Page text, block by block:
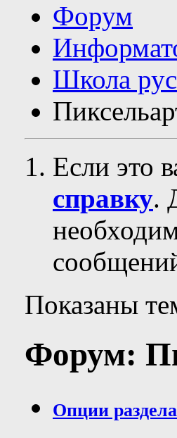
Форум
Школа
Если это
справку.
Показаны
Форум:
Опции раздела